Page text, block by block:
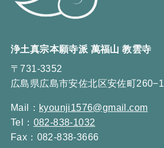
浄土真宗本願寺派 萬福山 教雲寺
〒731-3352
広島県広島市安佐北区安佐町260−1
Mail： kyounji1576@gmail.com
Tel： 082-838-1032
Fax：082-838-3666